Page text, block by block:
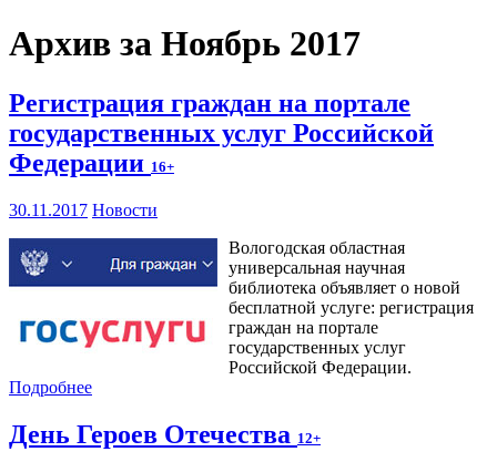
Архив за Ноябрь 2017
Регистрация граждан на портале
государственных услуг Российской
Федерации 16+
30.11.2017 Новости
Вологодская областная
универсальная научная
библиотека объявляет о новой
бесплатной услуге: регистрация
граждан на портале
государственных услуг
Российской Федерации.
Подробнее
День Героев Отечества 12+